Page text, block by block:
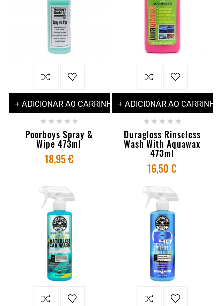
+ ADICIONAR AO CARRINHO
    
Poorboys Spray &
Wipe 473ml
18,95 €
+ ADICIONAR AO CARRINHO
    
Duragloss Rinseless
Wash With Aquawax
473ml
16,50 €